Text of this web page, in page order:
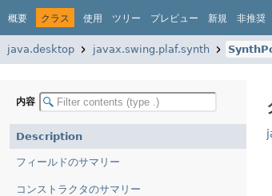
概要 クラス 使用 ツリー プレビュー 新規 非推奨
java.desktop javax.swing.plaf.synth
内容
Description
フィールドのサマリー
コンストラクタのサマリー